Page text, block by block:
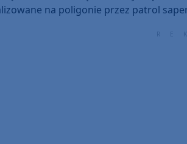
na poligonie przez patrol